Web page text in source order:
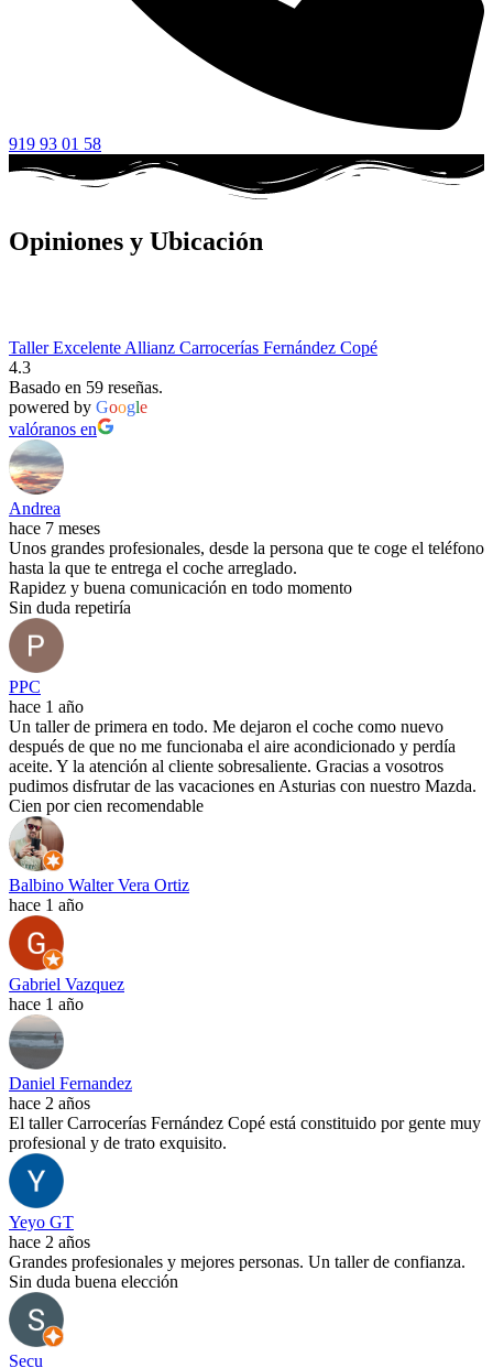
919 93 01 58
Opiniones y Ubicación
Taller Excelente Allianz Carrocerías Fernández Copé
4.3
Basado en 59 reseñas.
powered by Google
valóranos en
Andrea
hace 7 meses
Unos grandes profesionales, desde la persona que te coge el teléfono
hasta la que te entrega el coche arreglado.
Rapidez y buena comunicación en todo momento
Sin duda repetiría
PPC
hace 1 año
Un taller de primera en todo. Me dejaron el coche como nuevo
después de que no me funcionaba el aire acondicionado y perdía
aceite. Y la atención al cliente sobresaliente. Gracias a vosotros
pudimos disfrutar de las vacaciones en Asturias con nuestro Mazda.
Cien por cien recomendable
Balbino Walter Vera Ortiz
hace 1 año
Gabriel Vazquez
hace 1 año
Daniel Fernandez
hace 2 años
El taller Carrocerías Fernández Copé está constituido por gente muy
profesional y de trato exquisito.
Yeyo GT
hace 2 años
Grandes profesionales y mejores personas. Un taller de confianza.
Sin duda buena elección
Secu